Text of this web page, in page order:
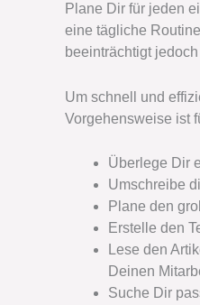
Plane Dir für jeden
eine tägliche
beeinträchtigt
Um schnell und
Vorgehensweise ist
Überlege Dir
Umschreibe
Plane den
Erstelle den
Lese den
Deinen
Suche Dir